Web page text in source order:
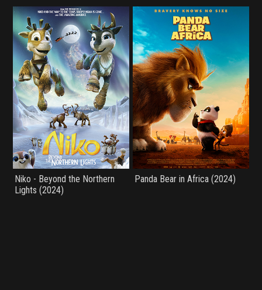
Niko - Beyond the Northern
Lights (2024)
Panda Bear in Africa (2024)